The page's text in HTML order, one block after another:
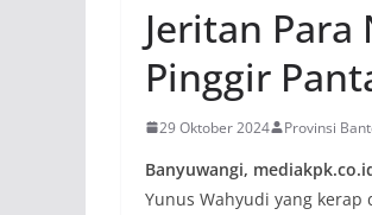
Jeritan
Pinggir
29 Oktober 2024 Provinsi
Banyuwangi,
Yunus Wahyudi yang